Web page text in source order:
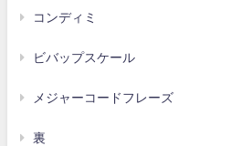
コンディミ
ビバップスケール
メジャーコードフレーズ
裏